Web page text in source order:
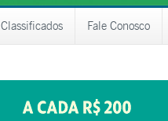
Classificados Fale Conosco